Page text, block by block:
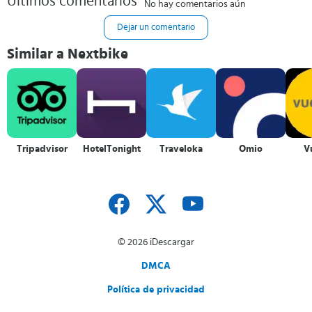
No hay comentarios aún
Dejar un comentario
Similar a Nextbike
Tripadvisor HotelTonight Traveloka Omio
© 2026 iDescargar
DMCA
Política de privacidad